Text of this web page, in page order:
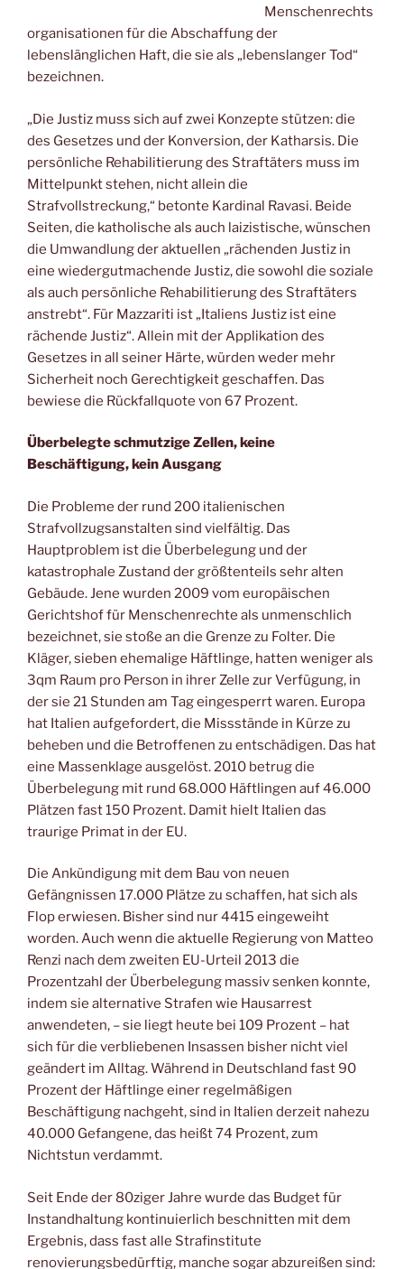
Menschenrechts
organisationen für die Abschaffung der
lebenslänglichen Haft, die sie als „lebenslanger Tod“
bezeichnen.
„Die Justiz muss sich auf zwei Konzepte stützen: die
des Gesetzes und der Konversion, der Katharsis. Die
persönliche Rehabilitierung des Straftäters muss im
Mittelpunkt stehen, nicht allein die
Strafvollstreckung,“ betonte Kardinal Ravasi. Beide
Seiten, die katholische als auch laizistische, wünschen
die Umwandlung der aktuellen „rächenden Justiz in
eine wiedergutmachende Justiz, die sowohl die soziale
als auch persönliche Rehabilitierung des Straftäters
anstrebt“. Für Mazzariti ist „Italiens Justiz ist eine
rächende Justiz“. Allein mit der Applikation des
Gesetzes in all seiner Härte, würden weder mehr
Sicherheit noch Gerechtigkeit geschaffen. Das
bewiese die Rückfallquote von 67 Prozent.
Überbelegte schmutzige Zellen, keine
Beschäftigung, kein Ausgang
Die Probleme der rund 200 italienischen
Strafvollzugsanstalten sind vielfältig. Das
Hauptproblem ist die Überbelegung und der
katastrophale Zustand der größtenteils sehr alten
Gebäude. Jene wurden 2009 vom europäischen
Gerichtshof für Menschenrechte als unmenschlich
bezeichnet, sie stoße an die Grenze zu Folter. Die
Kläger, sieben ehemalige Häftlinge, hatten weniger als
3qm Raum pro Person in ihrer Zelle zur Verfügung, in
der sie 21 Stunden am Tag eingesperrt waren. Europa
hat Italien aufgefordert, die Missstände in Kürze zu
beheben und die Betroffenen zu entschädigen. Das hat
eine Massenklage ausgelöst. 2010 betrug die
Überbelegung mit rund 68.000 Häftlingen auf 46.000
Plätzen fast 150 Prozent. Damit hielt Italien das
traurige Primat in der EU.
Die Ankündigung mit dem Bau von neuen
Gefängnissen 17.000 Plätze zu schaffen, hat sich als
Flop erwiesen. Bisher sind nur 4415 eingeweiht
worden. Auch wenn die aktuelle Regierung von Matteo
Renzi nach dem zweiten EU-Urteil 2013 die
Prozentzahl der Überbelegung massiv senken konnte,
indem sie alternative Strafen wie Hausarrest
anwendeten, – sie liegt heute bei 109 Prozent – hat
sich für die verbliebenen Insassen bisher nicht viel
geändert im Alltag. Während in Deutschland fast 90
Prozent der Häftlinge einer regelmäßigen
Beschäftigung nachgeht, sind in Italien derzeit nahezu
40.000 Gefangene, das heißt 74 Prozent, zum
Nichtstun verdammt.
Seit Ende der 80ziger Jahre wurde das Budget für
Instandhaltung kontinuierlich beschnitten mit dem
Ergebnis, dass fast alle Strafinstitute
renovierungsbedürftig, manche sogar abzureißen sind: